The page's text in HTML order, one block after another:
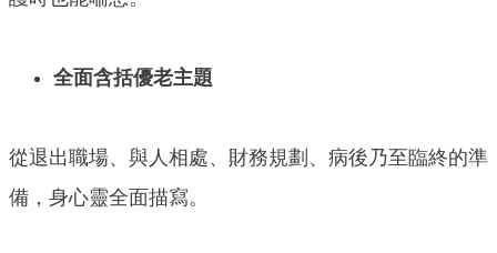
全面含括優老主題
從退出職場、與人相處、財務規劃、病後乃至臨終的準
備，身心靈全面描寫。